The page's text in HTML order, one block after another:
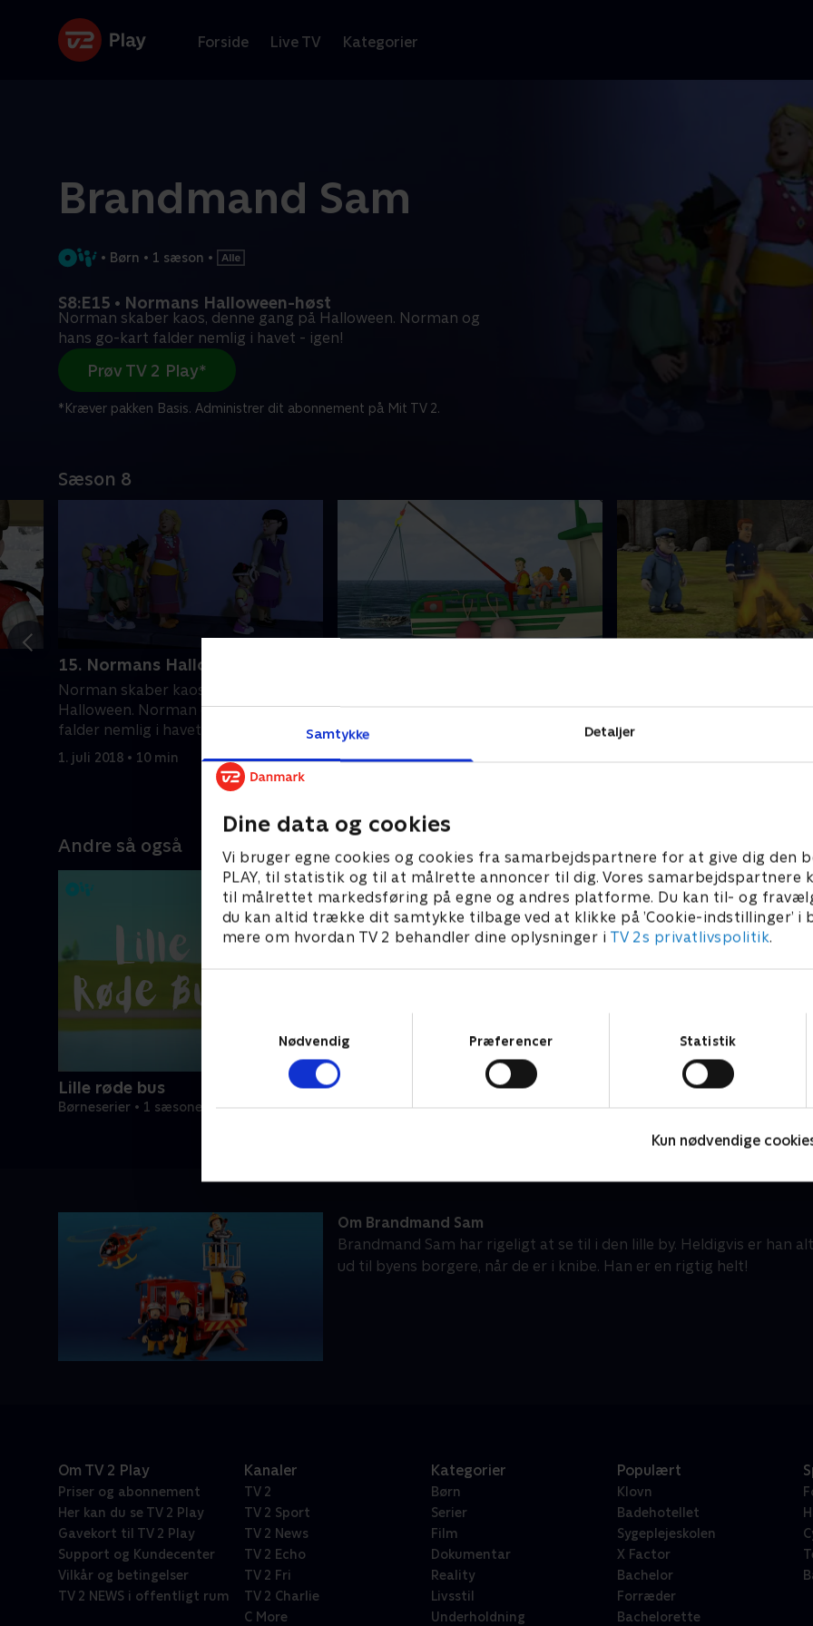
Samtykke Detaljer
Dine data og cookies
Vi bruger egne cookies og cookies fra samarbejdspartnere for at give dig den
PLAY, til statistik og til at målrette annoncer til dig. Vores samarbejdspartnere
til målrettet markedsføring på egne og andres platforme. Du kan til- og
du kan altid trække dit samtykke tilbage ved at klikke på ’Cookie-indstillinger’ i
mere om hvordan TV 2 behandler dine oplysninger i TV 2s privatlivspolitik.
Nødvendig
Præferencer Statistik
Kun nødvendige
Forside Live TV Kategorier
Brandmand Sam
• Børn • 1 sæson •
S8:E15 • Normans Halloween-høst
Norman skaber kaos, denne gang på Halloween. Norman og
hans go-kart falder nemlig i havet - igen!
Prøv TV 2 Play*
*Kræver pakken Basis. Administrer dit abonnement på Mit TV 2.
Sæson 8
15. Normans Halloween-høst
Norman skaber kaos, denne gang på
Halloween. Norman og hans go-kart
falder nemlig i havet - igen!
1. juli 2018 • 10 min
sætte en hane fast på huset. Sam
bliver kaldt til stationen, og så tager
undsætning.
Andre så også
Lille røde bus
Børneserier • 1 sæsoner
Geckos Garage
Om Brandmand Sam
Brandmand Sam har rigeligt at se til i den lille by. Heldigvis er han
ud til byens borgere, når de er i knibe. Han er en rigtig helt!
Om TV 2 Play
Priser og abonnement
Her kan du se TV 2 Play
Gavekort til TV 2 Play
Support og Kundecenter
Vilkår og betingelser
TV 2 NEWS i offentligt rum
Kanaler
TV 2
TV 2 Sport
TV 2 News
TV 2 Echo
TV 2 Fri
TV 2 Charlie
C More
Kategorier
Børn
Serier
Film
Dokumentar
Reality
Livsstil
Underholdning
Populært
Klovn
Badehotellet
Sygeplejeskolen
X Factor
Bachelor
Forræder
Bachelorette